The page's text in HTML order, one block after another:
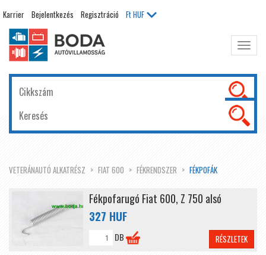
Karrier Bejelentkezés Regisztráció FtHUF
VETERÁNAUTÓ ALKATRÉSZ FIAT 600 FÉKRENDSZER FÉKPOFÁK
Fékpofarugó Fiat 600, Z 750 alsó
327 HUF
DB RÉSZLETEK